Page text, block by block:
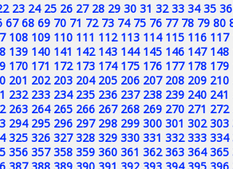
23 24 25 26 27 28 29 30 31 32 33 34 35 36
67 68 69 70 71 72 73 74 75 76 77 78 79 80
108 109 110 111 112 113 114 115 116 117
139 140 141 142 143 144 145 146 147 148
170 171 172 173 174 175 176 177 178 179
201 202 203 204 205 206 207 208 209 210
232 233 234 235 236 237 238 239 240 241
263 264 265 266 267 268 269 270 271 272
294 295 296 297 298 299 300 301 302 303
325 326 327 328 329 330 331 332 333 334
356 357 358 359 360 361 362 363 364 365